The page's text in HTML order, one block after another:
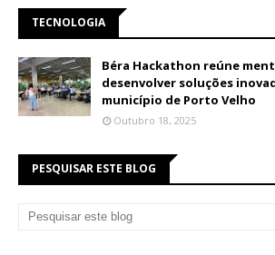
TECNOLOGIA
Béra Hackathon reúne
desenvolver soluções
município de Porto Velho
Outubro 18, 2025
PESQUISAR ESTE BLOG